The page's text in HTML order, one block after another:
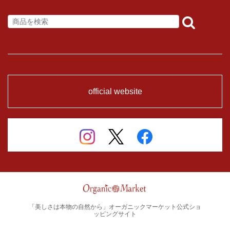
official website
「美しさは本物の自然から」オーガニックマーケット公式ショ
ッピングサイト